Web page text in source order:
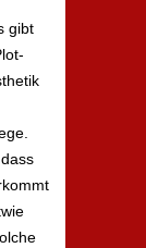
gibt